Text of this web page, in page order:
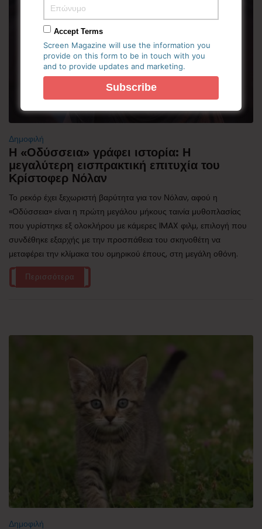
Δημοφιλή
Η «Οδύσσεια» γράφει ιστορία: Η
μεγαλύτερη εισπρακτική επιτυχία του
Κρίστοφερ Νόλαν
Το ρεκόρ έχει ξεχωριστή βαρύτητα για τον Νόλαν, αφού η
«Οδύσσεια» είναι η πρώτη μεγάλου μήκους ταινία μυθοπλασίας
που γυρίστηκε εξ ολοκλήρου με κάμερες IMAX φιλμ, επιλογή που
συνδέθηκε εξαρχής με την προσπάθεια του σκηνοθέτη να
μεταφέρει την κλίμακα του ομηρικού έπους, στη μεγάλη οθόνη.
Περισσότερα
Δημοφιλή
Accept Terms
Screen Magazine will use the information you
provide on this form to be in touch with you
and to provide updates and marketing.